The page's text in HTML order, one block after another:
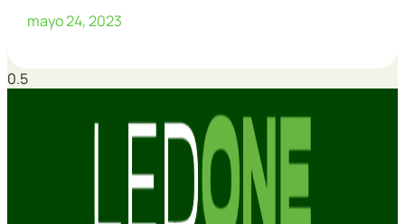
mayo 24, 2023